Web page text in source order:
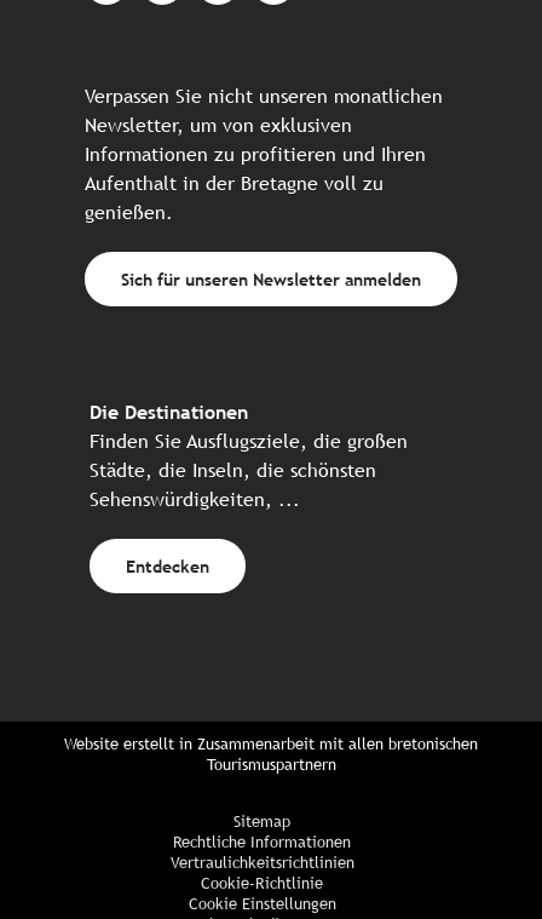
Verpassen Sie nicht unseren monatlichen
Newsletter, um von exklusiven
Informationen zu profitieren und Ihren
Aufenthalt in der Bretagne voll zu
genießen.
Sich für unseren Newsletter anmelden
Die Destinationen
Finden Sie Ausflugsziele, die großen
Städte, die Inseln, die schönsten
Sehenswürdigkeiten, ...
Entdecken
Website erstellt in Zusammenarbeit mit allen bretonischen
Tourismuspartnern
Sitemap
Rechtliche Informationen
Vertraulichkeitsrichtlinien
Cookie-Richtlinie
Cookie Einstellungen